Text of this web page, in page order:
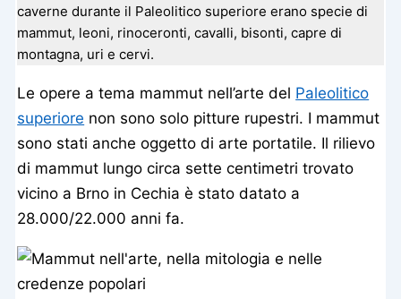
caverne durante il Paleolitico superiore erano specie di
mammut, leoni, rinoceronti, cavalli, bisonti, capre di
montagna, uri e cervi.
Le opere a tema mammut nell’arte del Paleolitico
superiore non sono solo pitture rupestri. I mammut
sono stati anche oggetto di arte portatile. Il rilievo
di mammut lungo circa sette centimetri trovato
vicino a Brno in Cechia è stato datato a
28.000/22.000 anni fa.